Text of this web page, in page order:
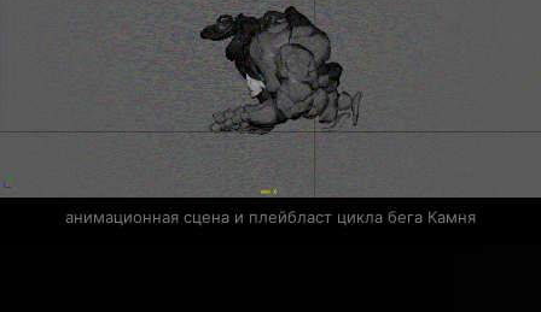
анимационная сцена и плейбласт цикла бега Камня